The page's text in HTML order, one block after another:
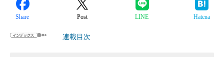
Share Post LINE Hatena
連載目次